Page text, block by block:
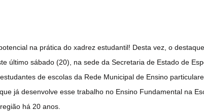
na prática do xadrez estudantil! Desta vez, o
último sábado (20), na sede da Secretaria de Estado de
de escolas da Rede Municipal de Ensino
já desenvolve esse trabalho no Ensino Fundamental na
há 20 anos.